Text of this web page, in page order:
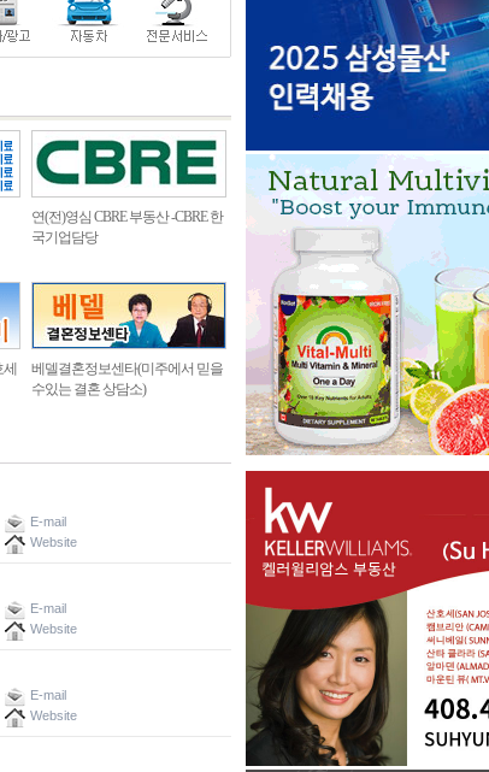
연(전)영심 CBRE 부동산 -CBRE 한
국기업담당
베델결혼정보센타(미주에서 믿을
수있는 결혼 상담소)
E-mail
Website
E-mail
Website
E-mail
Website